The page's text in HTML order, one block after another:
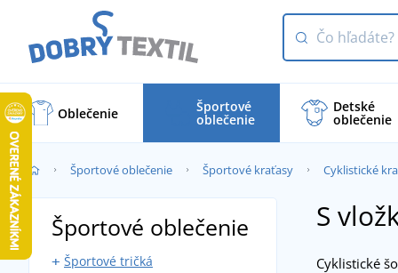
Oblečenie Športové
oblečenie
Detské
oblečenie
Športové oblečenie Športové kraťasy Cyklistické
S
Cyklistické
Športové oblečenie
Športové tričká